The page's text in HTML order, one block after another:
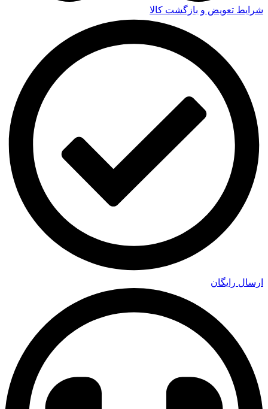
شرایط تعویض و بازگشت کالا
ارسال رایگان